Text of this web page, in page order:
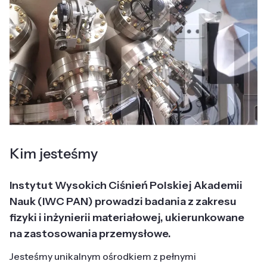
Kim jesteśmy
Instytut Wysokich Ciśnień Polskiej Akademii
Nauk (IWC PAN) prowadzi badania z zakresu
fizyki i inżynierii materiałowej, ukierunkowane
na zastosowania przemysłowe.
Jesteśmy unikalnym ośrodkiem z pełnymi